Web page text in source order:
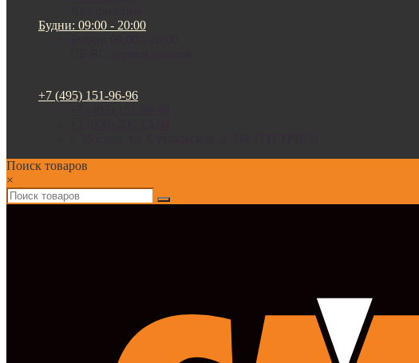
Будни: 09:00 - 20:00
+7 (495) 151-96-96
Поиск товаров
×